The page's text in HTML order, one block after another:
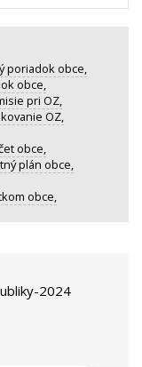
poriadok obce,
obce,
pri OZ,
OZ,
obce,
plán obce,
obce,